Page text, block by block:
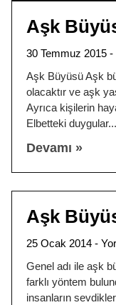
Aşk
30 Temmuz 2015
Aşk Büyüsü Aşk
olacaktır ve aşk
Ayrıca kişilerin
Elbetteki duygular
Devamı »
Aşk
25 Ocak 2014
Genel adı ile aşk
farklı yöntem
insanların